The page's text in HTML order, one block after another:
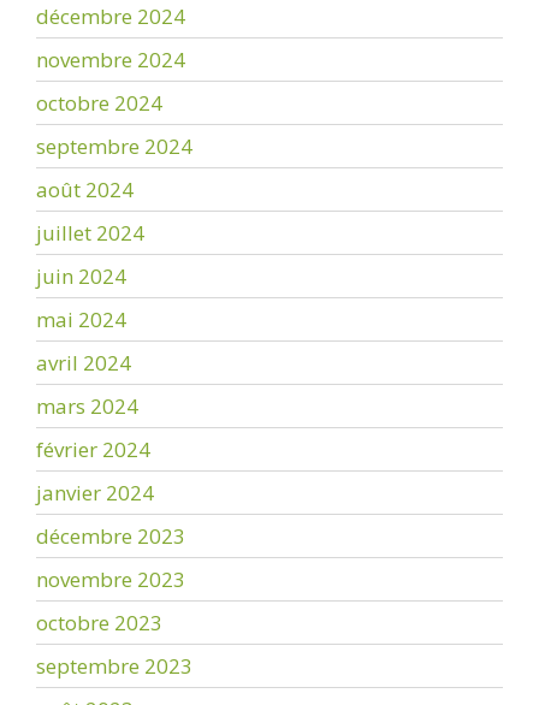
décembre 2024
novembre 2024
octobre 2024
septembre 2024
août 2024
juillet 2024
juin 2024
mai 2024
avril 2024
mars 2024
février 2024
janvier 2024
décembre 2023
novembre 2023
octobre 2023
septembre 2023